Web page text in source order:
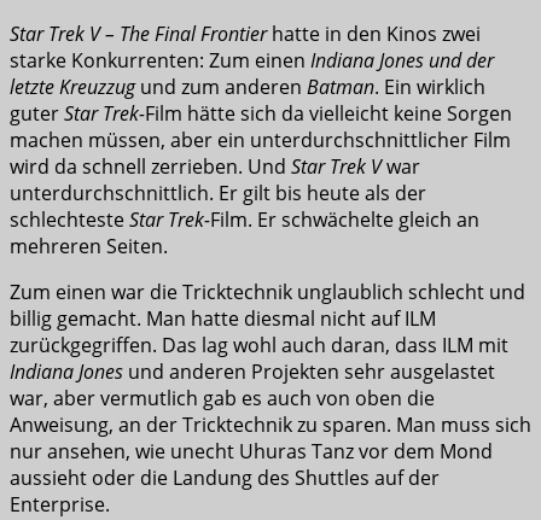
Star Trek V – The Final Frontierhatte in den Kinos zwei
starke Konkurrenten: Zum einen Indiana Jones und der
letzte Kreuzzugund zum anderen Batman. Ein wirklich
guterStar Trek-Film hätte sich da vielleicht keine Sorgen
machen müssen, aber ein unterdurchschnittlicher Film
wird da schnell zerrieben. Und Star Trek Vwar
unterdurchschnittlich. Er gilt bis heute als der
schlechtesteStar Trek-Film. Er schwächelte gleich an
mehreren Seiten.
Zum einen war die Tricktechnik unglaublich schlecht und
billig gemacht. Man hatte diesmal nicht auf ILM
zurückgegriffen. Das lag wohl auch daran, dass ILM mit
Indiana Jones und anderen Projekten sehr ausgelastet
war, aber vermutlich gab es auch von oben die
Anweisung, an der Tricktechnik zu sparen. Man muss sich
nur ansehen, wie unecht Uhuras Tanz vor dem Mond
aussieht oder die Landung des Shuttles auf der
Enterprise.